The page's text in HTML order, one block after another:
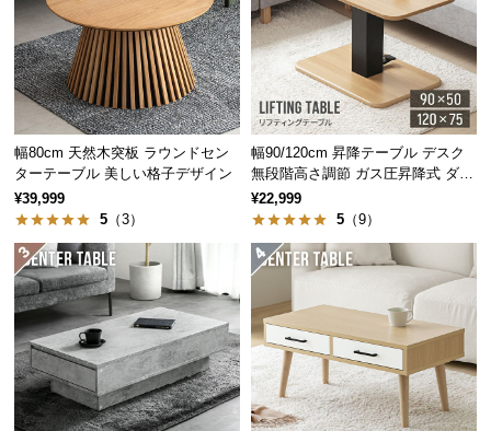
配
送
に
つ
い
て
開
梱
設
置
サ
ビ
に
つ
飾って楽しめる収納スペース
天板下には便利な収納棚付き。お気に入りの小物や
本を飾って、ディスプレイを楽しむこともできま
す。
幅80cm 天然木突板 ラウンドセン
ターテーブル 美しい格子デザイン
¥39,999
5 （3）
幅90/120cm 昇降テーブル デスク
無段階高さ調節 ガス圧昇降式 ダイ
ニング 高さ55~70cm
¥22,999
5 （9）